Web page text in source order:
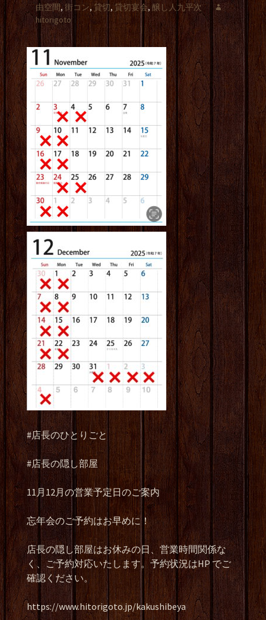
由空間, 街コン,貸切,貸切宴会, 醸し人九平次
hitorigoto
#店長のひとりごと
#店長の隠し部屋
11月12月の営業予定日のご案内
忘年会のご予約はお早めに！
店長の隠し部屋はお休みの日、営業時間関係な
く、ご予約対応いたします。予約状況はHP でご
確認ください。
https://www.hitorigoto.jp/kakushibeya